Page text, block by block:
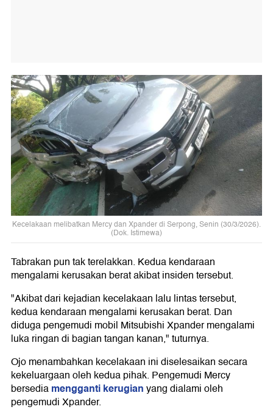
Kecelakaan melibatkan Mercy dan Xpander di Serpong, Senin (30/3/2026).
(Dok. Istimewa)
Tabrakan pun tak terelakkan. Kedua kendaraan
mengalami kerusakan berat akibat insiden tersebut.
"Akibat dari kejadian kecelakaan lalu lintas tersebut,
kedua kendaraan mengalami kerusakan berat. Dan
diduga pengemudi mobil Mitsubishi Xpander mengalami
luka ringan di bagian tangan kanan," tuturnya.
Ojo menambahkan kecelakaan ini diselesaikan secara
kekeluargaan oleh kedua pihak. Pengemudi Mercy
bersediamengganti kerugianyang dialami oleh
pengemudi Xpander.